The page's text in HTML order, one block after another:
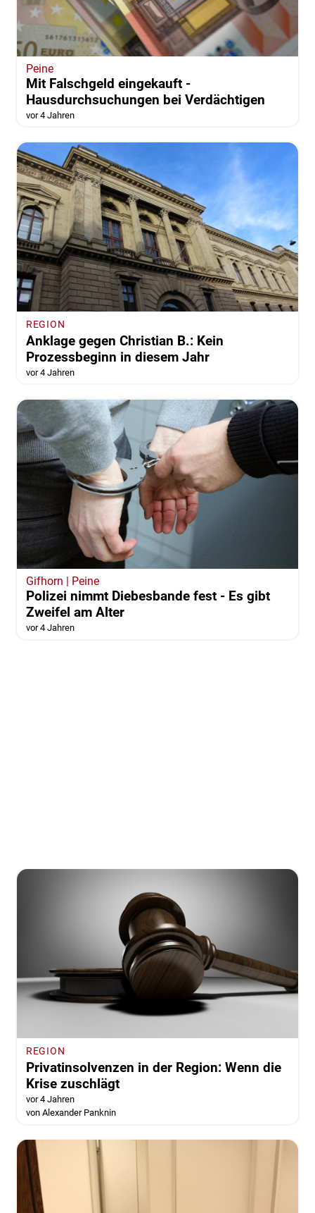
Peine
Mit Falschgeld eingekauft -
Hausdurchsuchungen bei Verdächtigen
vor 4 Jahren
REGION
Anklage gegen Christian B.: Kein
Prozessbeginn in diesem Jahr
vor 4 Jahren
Gifhorn | Peine
Polizei nimmt Diebesbande fest - Es gibt
Zweifel am Alter
vor 4 Jahren
REGION
Privatinsolvenzen in der Region: Wenn die
Krise zuschlägt
vor 4 Jahren
von Alexander Panknin